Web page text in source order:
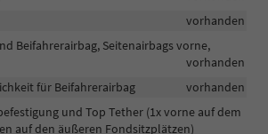
vorhanden
Beifahrerairbag, Seitenairbags vorne,
vorhanden
für Beifahrerairbag
vorhanden
und Top Tether (1x vorne auf dem
auf den äußeren Fondsitzplätzen)